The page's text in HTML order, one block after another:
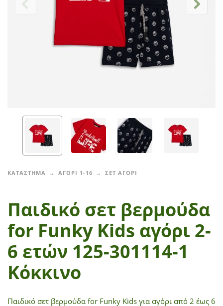
ΚΑΤΑΣΤΗΜΑ ΑΓΟΡΙ 1-16 ΣΕΤ ΑΓΟΡΙ
Παιδικό σετ βερμούδα
for Funky Kids αγόρι 2-
6 ετών 125-301114-1
Κόκκινο
Παιδικό σετ βερμούδα for Funky Kids για αγόρι από 2 έως 6